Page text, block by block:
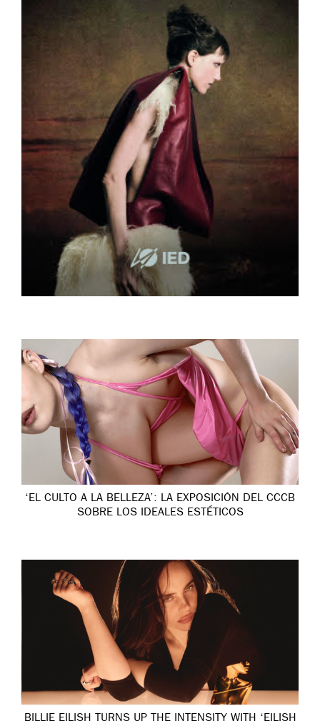
‘EL CULTO A LA BELLEZA’: LA EXPOSICIÓN DEL CCCB
SOBRE LOS IDEALES ESTÉTICOS
BILLIE EILISH TURNS UP THE INTENSITY WITH ‘EILISH